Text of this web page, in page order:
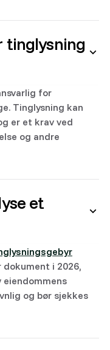
tinglysning
for
Tinglysning kan
er et krav ved
og andre
et
i 2026,
eiendommens
og bør sjekkes